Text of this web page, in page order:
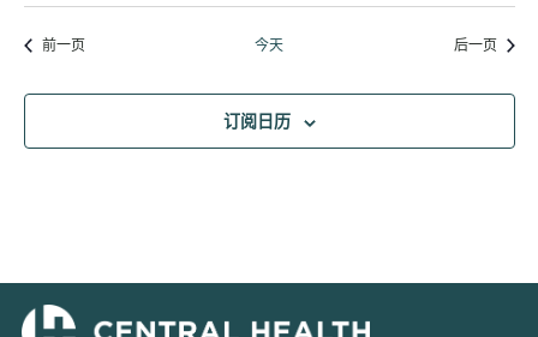
前一页活动 今天 后一页活动
订阅日历